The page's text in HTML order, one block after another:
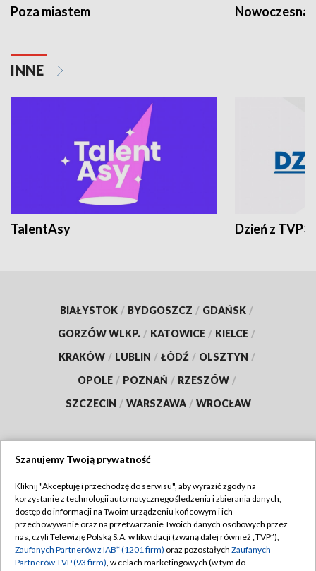
Poza miastem Nowoczesna
INNE
TalentAsy Dzień z TVP3
BIAŁYSTOK / BYDGOSZCZ / GDAŃSK /
GORZÓW WLKP. / KATOWICE / KIELCE /
KRAKÓW / LUBLIN / ŁÓDŹ / OLSZTYN /
OPOLE / POZNAŃ / RZESZÓW /
SZCZECIN / WARSZAWA / WROCŁAW
TVP
Abonament TVP
Emisja w TVP
Regulamin TVP
Polityka prywatności
Szanujemy Twoją prywatność
Kliknij "Akceptuję i przechodzę do serwisu", aby wyrazić zgody na
korzystanie z technologii automatycznego śledzenia i zbierania danych,
dostęp do informacji na Twoim urządzeniu końcowym i ich
przechowywanie oraz na przetwarzanie Twoich danych osobowych przez
nas, czyli Telewizję Polską S.A. w likwidacji (zwaną dalej również „TVP”),
Zaufanych Partnerów z IAB* (1201 firm) oraz pozostałych Zaufanych
Partnerów TVP (93 firm), w celach marketingowych (w tym do